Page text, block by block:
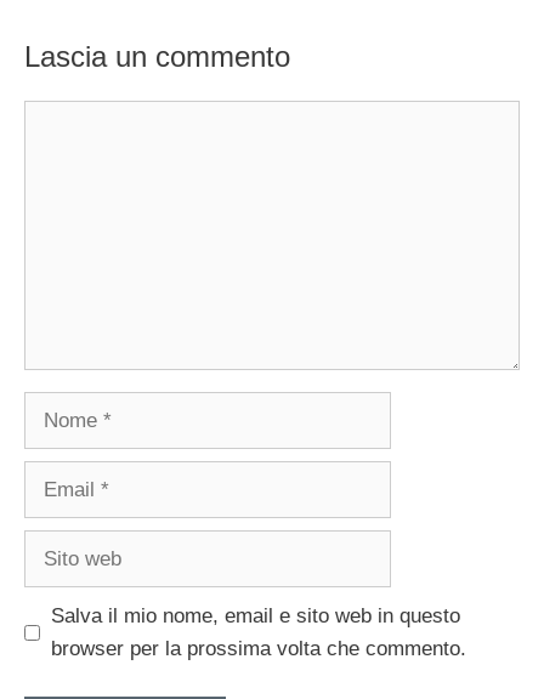
Lascia un commento
Nome
Email
Sito
Salva il mio nome, email e sito web in questo
browser per la prossima volta che commento.